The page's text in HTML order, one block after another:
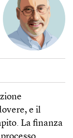
e il
La finanza